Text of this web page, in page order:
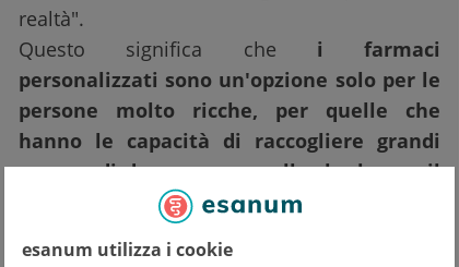
esanum utilizza i cookie
realtà".
Questo significa che i farmaci
personalizzati sono un'opzione solo per le
persone molto ricche, per quelle che
hanno le capacità di raccogliere grandi
somme di denaro, per quelle che hanno il
sostegno delle fondazioni.